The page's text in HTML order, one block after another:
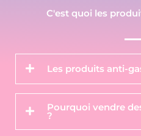
C'est quoi les
Les produits anti-
Pourquoi vendre
?